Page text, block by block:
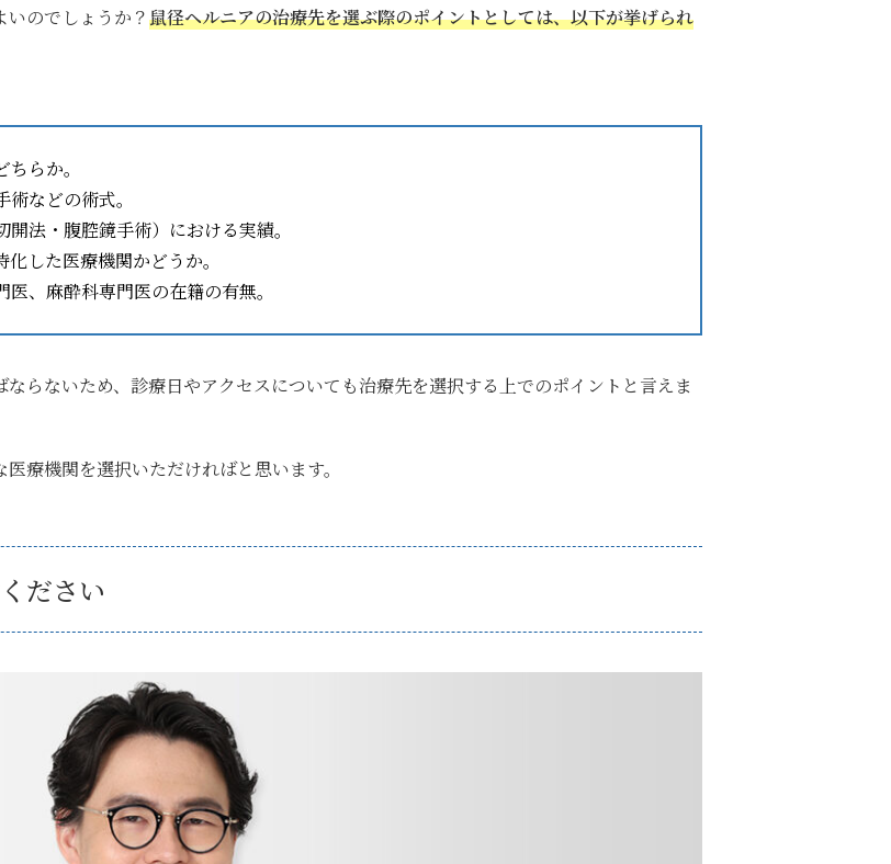
のでしょうか？鼠径ヘルニアの治療先を選ぶ際のポイントとしては、以下が挙げられ
らか。
などの術式。
法・腹腔鏡手術）における実績。
した医療機関かどうか。
、麻酔科専門医の在籍の有無。
らないため、診療日やアクセスについても治療先を選択する上でのポイントと言えま
療機関を選択いただければと思います。
ださい